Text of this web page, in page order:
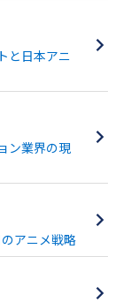
と日本アニ
ン業界の現
アニメ戦略